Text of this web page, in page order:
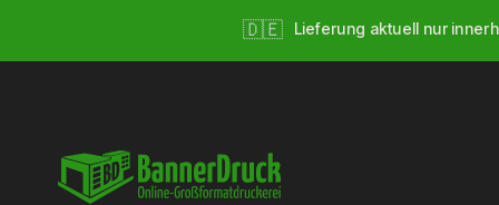
🇩🇪 Lieferung aktuell nur